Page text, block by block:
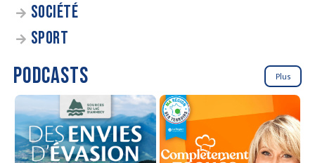
SOCIÉTÉ
SPORT
PODCASTS Plus